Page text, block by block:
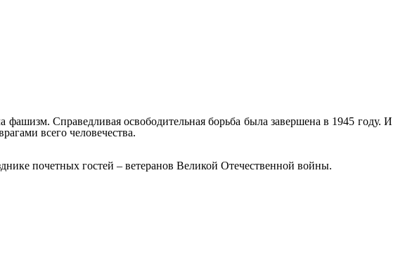
Справедливая освободительная борьба была завершена в 1945 году. И
всего человечества.
почетных гостей – ветеранов Великой Отечественной войны.